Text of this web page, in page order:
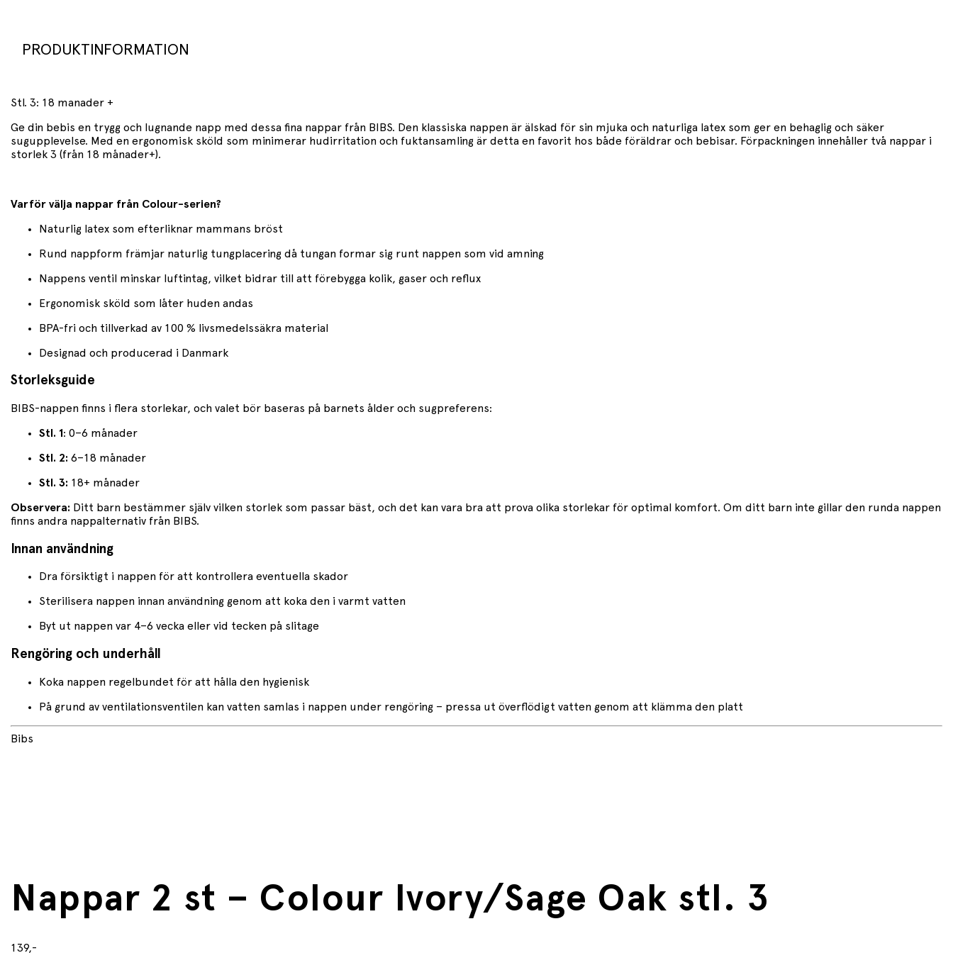
PRODUKTINFORMATION
Stl. 3: 18 manader +
Ge din bebis en trygg och lugnande napp med dessa fina nappar från BIBS. Den klassiska nappen är älskad för sin mjuka och naturliga latex som ger en behaglig och säker
sugupplevelse. Med en ergonomisk sköld som minimerar hudirritation och fuktansamling är detta en favorit hos både föräldrar och bebisar. Förpackningen innehåller två nappar i
storlek 3 (från 18 månader+).
Varför välja nappar från Colour-serien?
Naturlig latex som efterliknar mammans bröst
Rund nappform främjar naturlig tungplacering då tungan formar sig runt nappen som vid amning
Nappens ventil minskar luftintag, vilket bidrar till att förebygga kolik, gaser och reflux
Ergonomisk sköld som låter huden andas
BPA-fri och tillverkad av 100 % livsmedelssäkra material
Designad och producerad i Danmark
Storleksguide
BIBS-nappen finns i flera storlekar, och valet bör baseras på barnets ålder och sugpreferens:
Stl. 1: 0–6 månader
Stl. 2: 6–18 månader
Stl. 3: 18+ månader
Observera: Ditt barn bestämmer själv vilken storlek som passar bäst, och det kan vara bra att prova olika storlekar för optimal komfort. Om ditt barn inte gillar den runda nappen
finns andra nappalternativ från BIBS.
Innan användning
Dra försiktigt i nappen för att kontrollera eventuella skador
Sterilisera nappen innan användning genom att koka den i varmt vatten
Byt ut nappen var 4–6 vecka eller vid tecken på slitage
Rengöring och underhåll
Koka nappen regelbundet för att hålla den hygienisk
På grund av ventilationsventilen kan vatten samlas i nappen under rengöring – pressa ut överflödigt vatten genom att klämma den platt
Bibs
Nappar 2 st – Colour Ivory/Sage Oak stl. 3
139,-